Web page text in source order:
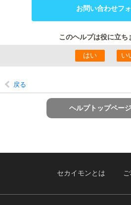
お問い合わせフ
このヘルプは役に立ち
戻る
ヘルプトップペー
セカイモンとは